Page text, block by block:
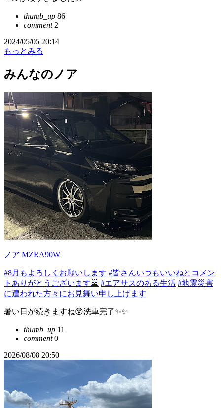
thumb_up 86
comment2
2024/05/05 20:14
もっとみる
みんなのノア
ノア MZRA90W
#8月もよろしくお願いします #皆さんいつもいいねとコメン
トありがとうございます🙇 #エアサスのある生活 #地震災害
に遭われた方々にお見舞い申し上げます
暑い日が続きますね😵洗車完了✨✨
thumb_up 11
comment0
2026/08/08 20:50